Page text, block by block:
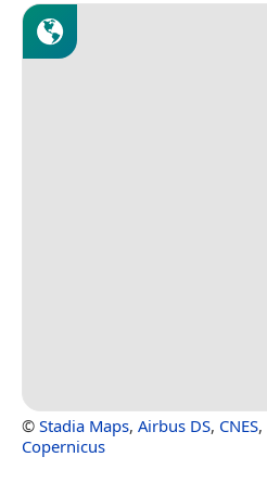
© Stadia Maps, Airbus DS, CNES,
Copernicus